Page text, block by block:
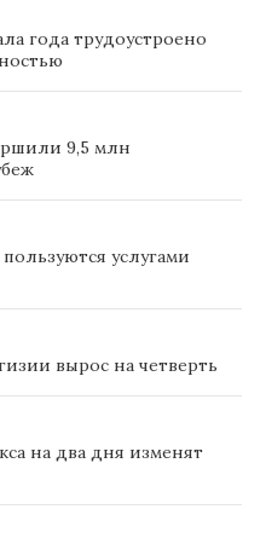
года трудоустроено
9,5 млн
услугами
вырос на четверть
на два дня изменят